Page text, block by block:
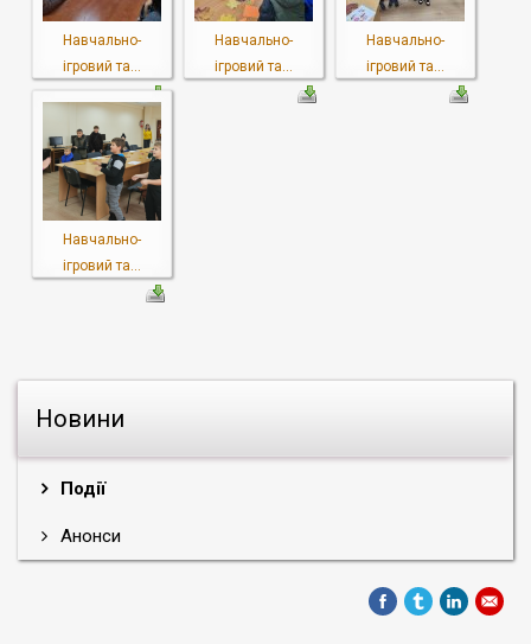
Новини
Події
Анонси
Навчально-
ігровий та...
Навчально-
ігровий та...
Навчально-
ігровий та...
Навчально-
ігровий та...